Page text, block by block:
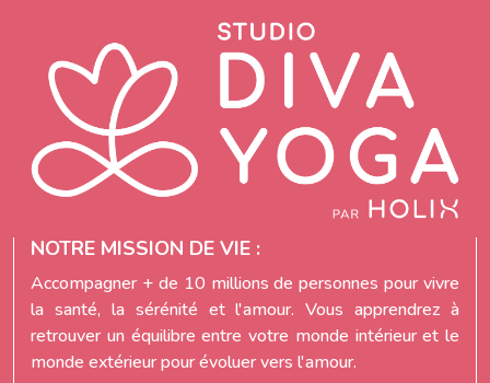
NOTRE MISSION DE VIE :
Accompagner + de 10 millions de personnes pour vivre
la santé, la sérénité et l'amour. Vous apprendrez à
retrouver un équilibre entre votre monde intérieur et le
monde extérieur pour évoluer vers l'amour.